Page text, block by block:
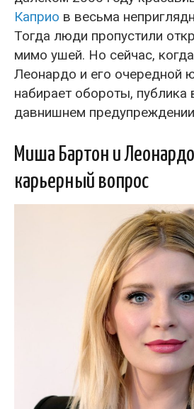
Каприо в весьма
Тогда люди пропустили
мимо ушей. Но сейчас,
Леонардо и его очередной
набирает обороты, публика
давнишнем
Миша Бартон и
карьерный вопрос